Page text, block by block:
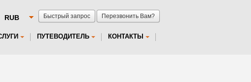
Быстрый запрос Перезвонить Вам?
ПУТЕВОДИТЕЛЬ КОНТАКТЫ